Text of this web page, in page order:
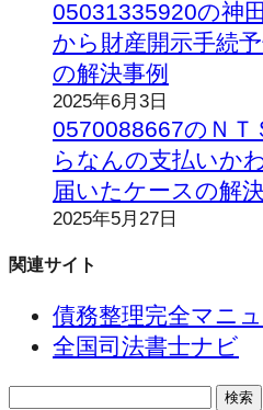
05031335920の神
から財産開示手続
の解決事例
2025年6月3日
0570088667のＮＴ
らなんの支払いか
届いたケースの解
2025年5月27日
関連サイト
債務整理完全マニ
全国司法書士ナビ